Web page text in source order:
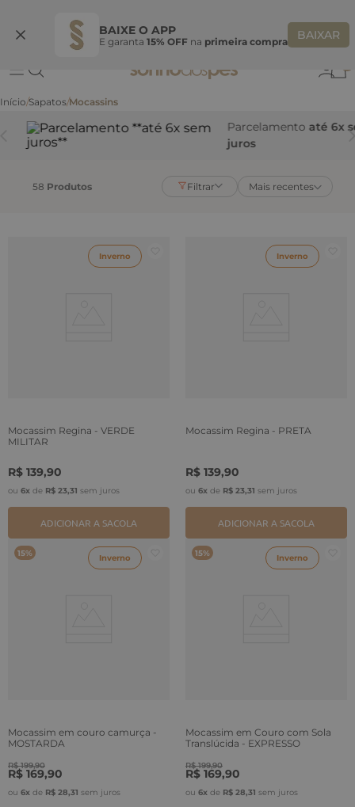
BAIXE O APP
E garanta 15% OFF na primeira compra BAIXAR
Ganhe 10% OFF na coleção utilizando o código do seu vendedor*
Sapatos Mocassins
Parcelamentoaté 6x sem
juros
58 Produtos Filtrar Mais recentes
Inverno
Mocassim Regina - VERDE
MILITAR
R$ 139,90
ou 6x de R$ 23,31 sem juros
ADICIONAR A SACOLA
Inverno
Mocassim Regina - PRETA
R$ 139,90
ou 6x de R$ 23,31 sem juros
ADICIONAR A SACOLA
Inverno
15%
Mocassim em couro camurça -
MOSTARDA
R$ 199,90
R$ 169,90
ou 6x de R$ 28,31 sem juros
Inverno
15%
Mocassim em Couro com Sola
Translúcida - EXPRESSO
R$ 199,90
R$ 169,90
ou 6x de R$ 28,31 sem juros